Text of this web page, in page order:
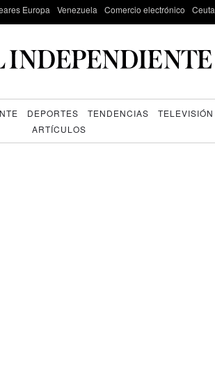
Europa Venezuela Comercio electrónico Ceuta
DEPORTES TENDENCIAS TELEVISIÓN
ARTÍCULOS